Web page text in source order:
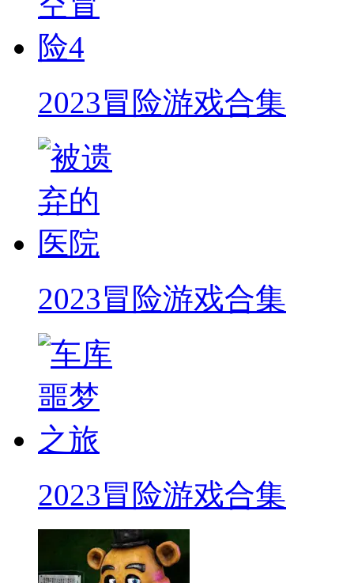
2023冒险游戏合集
2023冒险游戏合集
2023冒险游戏合集